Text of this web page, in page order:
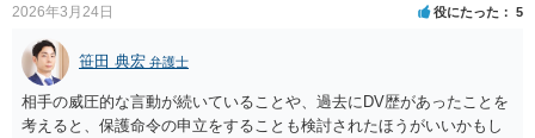
2026年3月24日 役にたった 5
笹田 典宏 弁護士
相手の威圧的な言動が続いていることや、過去にDV歴があったことを
考えると、保護命令の申立をすることも検討されたほうがいいかもし